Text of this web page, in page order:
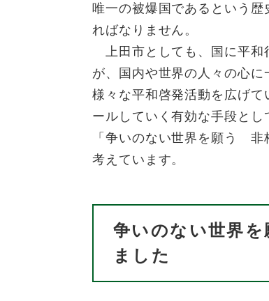
唯一の被爆国であるという
ればなりません。
上田市としても、国に平和
が、国内や世界の人々の心に
様々な平和啓発活動を広げ
ールしていく有効な手段と
「争いのない世界を願う 非
考えています。
争いのない世界を
ました